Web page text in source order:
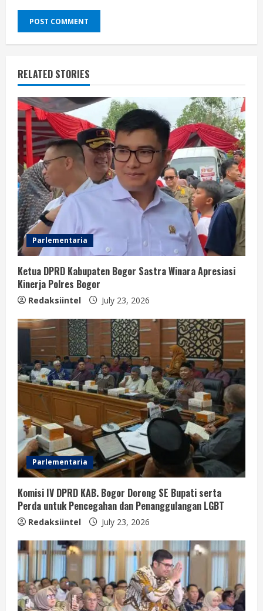
RELATED STORIES
Parlementaria
Ketua DPRD Kabupaten Bogor Sastra Winara Apresiasi
Kinerja Polres Bogor
Redaksiintel July 23, 2026
Parlementaria
Komisi IV DPRD KAB. Bogor Dorong SE Bupati serta
Perda untuk Pencegahan dan Penanggulangan LGBT
Redaksiintel July 23, 2026